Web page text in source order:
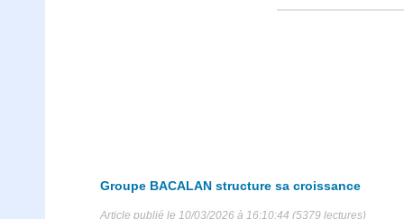
Groupe BACALAN structure sa croissance
Article publié le 10/03/2026 à 16:10:44 (5379 lectures)